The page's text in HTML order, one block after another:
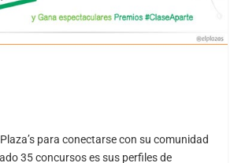
para conectarse con su comunidad
35 concursos es sus perfiles de